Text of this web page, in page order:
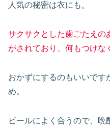
人気の秘密は衣にも。
サクサクとした歯ごたえの
がされており、何もつけな
おかずにするのもいいです
め。
ビールによく合うので、晩